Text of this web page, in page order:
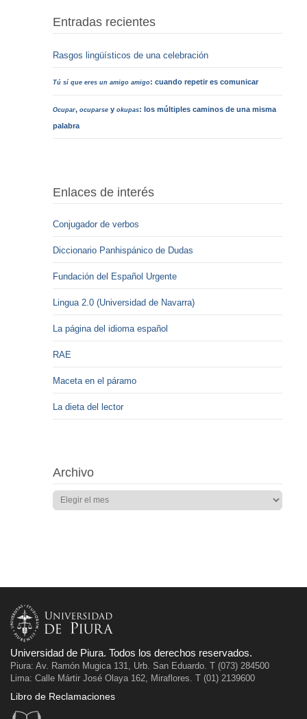
Entradas recientes
Rasgos lingüísticos de una celebración
Tú sí que eres un amigo amigo: cuando repetir es comunicar
Ocupar,ocuparse yokupas: los múltiples caminos de una misma
palabra
Enlaces de interés
Conjugador de verbos
Diccionario Panhispánico de Dudas
Fundación del Español Urgente
Lingua 2.0 (Universidad de Navarra)
La página del idioma español
RAE
Maceta en el páramo
La dieta del lector
Archivo
Universidad de Piura. Todos los derechos reservados.
Piura: Av. Ramón Mugica 131, Urb. San Eduardo. T (073) 284500
Lima: Calle Mártir José Olaya 162, Miraflores. T (01) 2139600
Libro de Reclamaciones